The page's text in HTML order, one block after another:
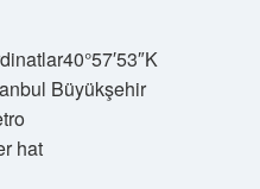
Büyükşehir
hat